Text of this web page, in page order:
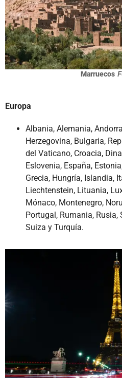
Marruecos
Europa
Albania, Alemania,
Herzegovina, Bulgaria,
del Vaticano, Croacia,
Eslovenia, España,
Grecia, Hungría, Islandia,
Liechtenstein, Lituania,
Mónaco, Montenegro,
Portugal, Rumania, Rusia,
Suiza y Turquía.